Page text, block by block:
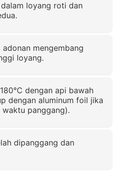
loyang roti dan
mengembang
loyang.
dengan api bawah
dengan aluminum foil jika
panggang).
dipanggang dan